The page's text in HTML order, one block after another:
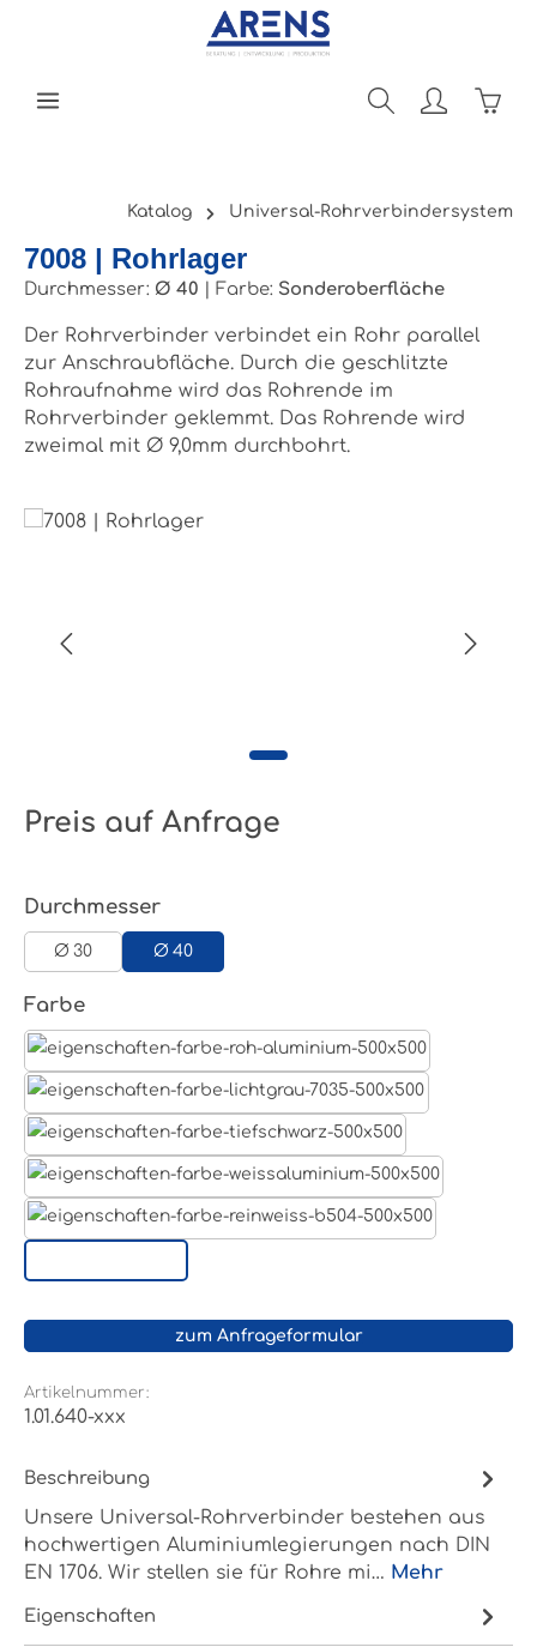
Zum Hauptinhalt springen
Katalog Universal-Rohrverbindersystem
7008 | Rohrlager
Durchmesser: Ø 40 Farbe: Sonderoberfläche
Der Rohrverbinder verbindet ein Rohr parallel
zur Anschraubfläche. Durch die geschlitzte
Rohraufnahme wird das Rohrende im
Rohrverbinder geklemmt. Das Rohrende wird
zweimal mit Ø 9,0mm durchbohrt.
Bildergalerie überspringen
Preis auf Anfrage
Durchmesserauswählen
Ø 30 Ø 40
Farbeauswählen
Weißaluminium- RAL 9006
zum Anfrageformular
Artikelnummer:
1.01.640-xxx
Beschreibung
Unsere Universal-Rohrverbinder bestehen aus
hochwertigen Aluminiumlegierungen nach DIN
EN 1706. Wir stellen sie für Rohre mi… Mehr
Eigenschaften